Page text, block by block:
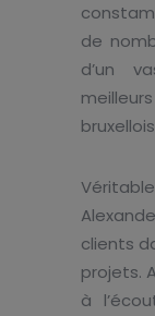
de
d’un
clients
projets.
à